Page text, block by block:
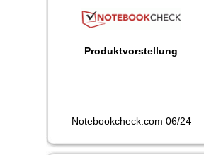
Produktvorstellung
Notebookcheck.com 06/24